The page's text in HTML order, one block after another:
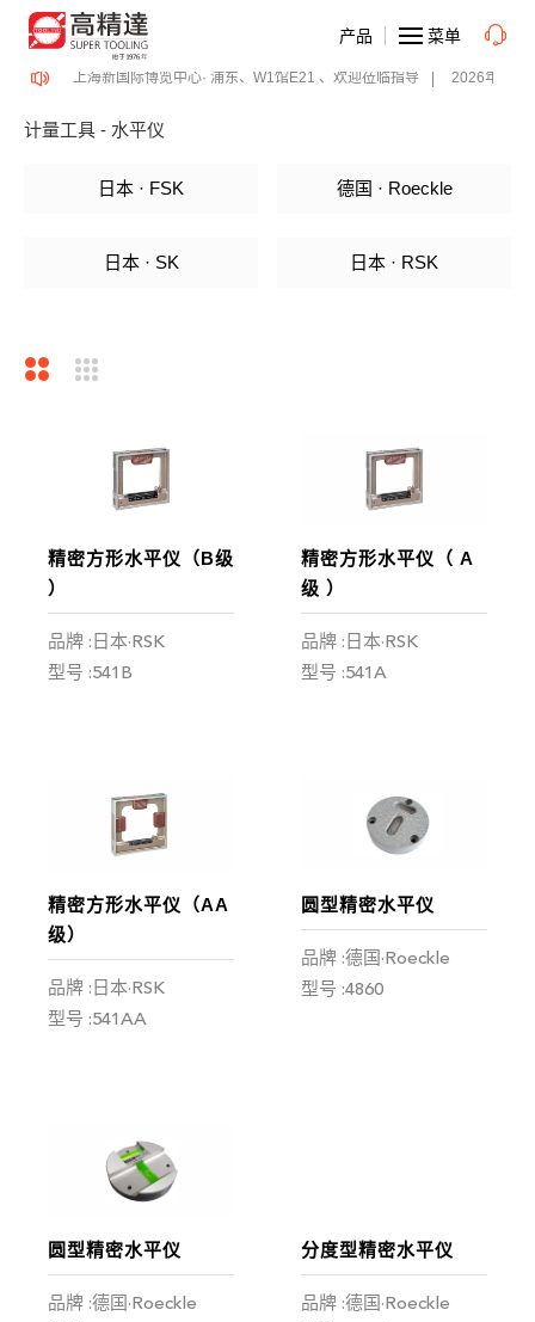
览会 、上海新国际博览中心· 浦东、W1馆E21 、欢迎莅临指导 2026年08月
产品 菜单
计量工具 - 水平仪
日本 · FSK 德国 · Roeckle
日本 · SK 日本 · RSK
精密方形水平仪（B级
）
品牌 :日本·RSK
型号 :541B
精密方形水平仪（ A
级 ）
品牌 :日本·RSK
型号 :541A
精密方形水平仪（AA
级）
品牌 :日本·RSK
型号 :541AA
圆型精密水平仪
品牌 :德国·Roeckle
型号 :4860
圆型精密水平仪
品牌 :德国·Roeckle
分度型精密水平仪
品牌 :德国·Roeckle